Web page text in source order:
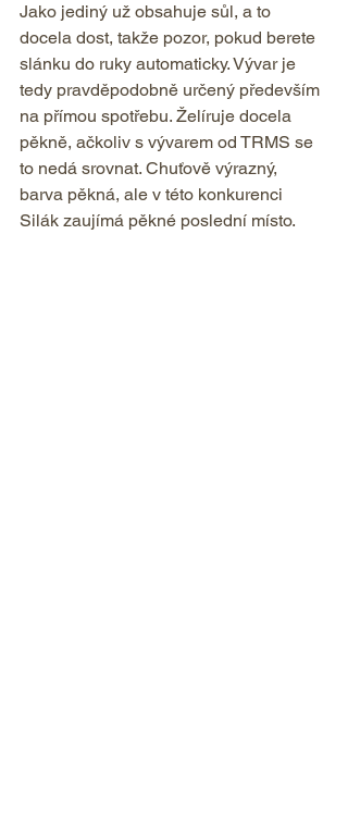
Jako jediný už obsahuje sůl, a to
docela dost, takže pozor, pokud berete
slánku do ruky automaticky. Vývar je
tedy pravděpodobně určený především
na přímou spotřebu. Želíruje docela
pěkně, ačkoliv s vývarem od TRMS se
to nedá srovnat. Chuťově výrazný,
barva pěkná, ale v této konkurenci
Silák zaujímá pěkné poslední místo.